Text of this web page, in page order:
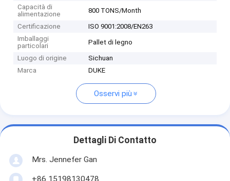
Capacità di
alimentazione
800 TONS/Month
Certificazione
ISO 9001:2008/EN263
Imballaggi
particolari
Pallet di legno
Luogo di origine
Sichuan
Marca
DUKE
Osservi più
Dettagli Di Contatto
Mrs. Jennefer Gan
+86 15198130478